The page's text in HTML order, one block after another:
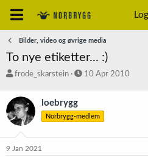
Bilder, video og øvrige media
To nye etiketter... :)
T
å
d
s
a
r
frode_skarstein
S
t
a
10 Apr 2010
loebrygg
Norbrygg-medlem
9 Jan 2021